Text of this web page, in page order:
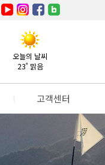
오늘의 날씨
23˚ 맑음
고객센터